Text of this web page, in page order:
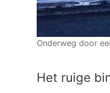
Onderweg door
Het ruige